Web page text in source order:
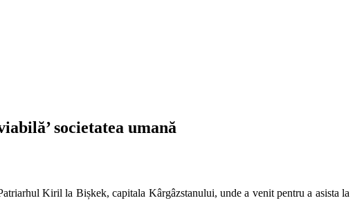
societatea umană
Kiril la Bișkek, capitala Kârgâzstanului, unde a venit pentru a asista la